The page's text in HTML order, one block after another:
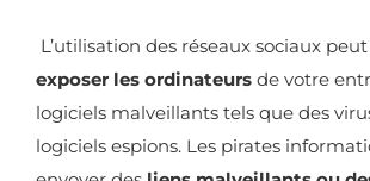
L’utilisation des réseaux sociaux
exposer les ordinateurs de votre
logiciels malveillants tels que des
logiciels espions. Les pirates